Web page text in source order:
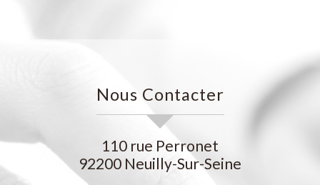
Nous Contacter
110 rue Perronet
92200 Neuilly-Sur-Seine